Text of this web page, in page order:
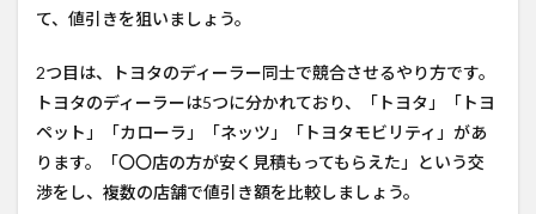
て、値引きを狙いましょう。
2つ目は、トヨタのディーラー同士で競合させるやり方です。
トヨタのディーラーは5つに分かれており、「トヨタ」「トヨ
ペット」「カローラ」「ネッツ」「トヨタモビリティ」があ
ります。「〇〇店の方が安く見積もってもらえた」という交
渉をし、複数の店舗で値引き額を比較しましょう。